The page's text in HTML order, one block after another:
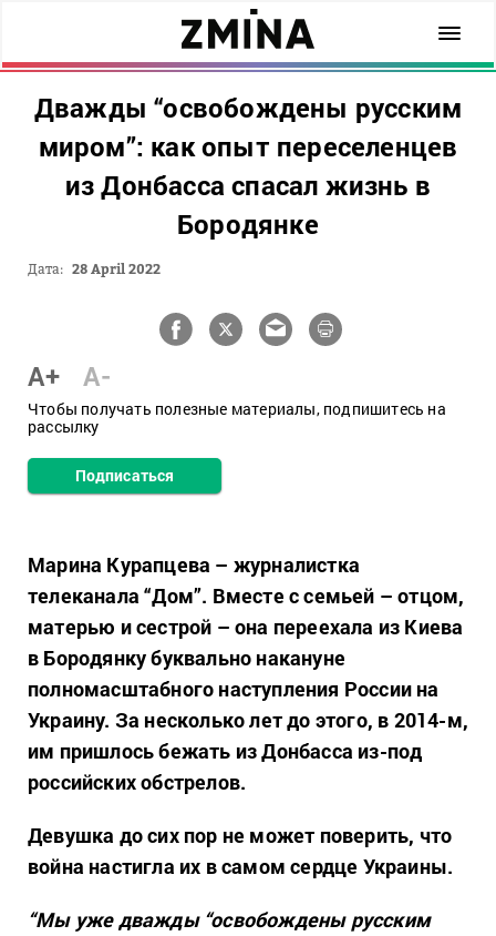
Дважды “освобождены русским
миром”: как опыт переселенцев
из Донбасса спасал жизнь в
Бородянке
Дата: 28 April 2022
A+ A-
Чтобы получать полезные материалы, подпишитесь на
рассылку
Подписаться
Марина Курапцева – журналистка
телеканала “Дом”. Вместе с семьей – отцом,
матерью и сестрой – она переехала из Киева
в Бородянку буквально накануне
полномасштабного наступления России на
Украину. За несколько лет до этого, в 2014-м,
им пришлось бежать из Донбасса из-под
российских обстрелов.
Девушка до сих пор не может поверить, что
война настигла их в самом сердце Украины.
“Мы уже дважды “освобождены русским